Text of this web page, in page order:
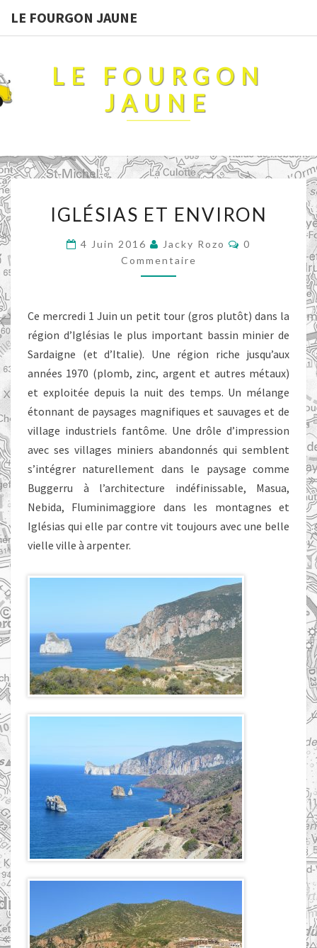
LE FOURGON JAUNE
LE FOURGON
JAUNE
IGLÉSIAS ET ENVIRON
4 Juin 2016 Jacky Rozo
0
Commentaire
Ce mercredi 1 Juin un petit tour (gros plutôt) dans la
région d’Iglésias le plus important bassin minier de
Sardaigne (et d’Italie). Une région riche jusqu’aux
années 1970 (plomb, zinc, argent et autres métaux)
et exploitée depuis la nuit des temps. Un mélange
étonnant de paysages magnifiques et sauvages et de
village industriels fantôme. Une drôle d’impression
avec ses villages miniers abandonnés qui semblent
s’intégrer naturellement dans le paysage comme
Buggerru à l’architecture indéfinissable, Masua,
Nebida, Fluminimaggiore dans les montagnes et
Iglésias qui elle par contre vit toujours avec une belle
vielle ville à arpenter.